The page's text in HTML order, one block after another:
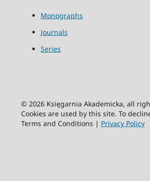
Monographs
Journals
Series
© 2026 Księgarnia Akademicka, all
Cookies are used by this site. To
Terms and Conditions | Privacy Policy